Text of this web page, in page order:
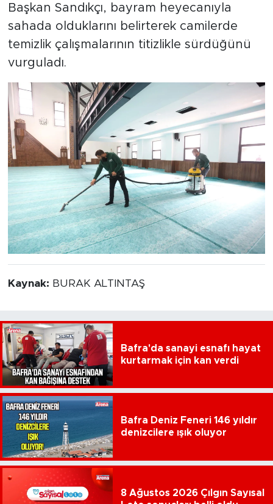
Başkan Sandıkçı, bayram heyecanıyla
sahada olduklarını belirterek camilerde
temizlik çalışmalarının titizlikle sürdüğünü
vurguladı.
Kaynak: BURAK ALTINTAŞ
Bafra'da sanayi esnafı hayat
kurtarmak için kan verdi
Bafra Deniz Feneri 146 yıldır
denizcilere ışık oluyor
8 Ağustos 2026 Çılgın Sayısal